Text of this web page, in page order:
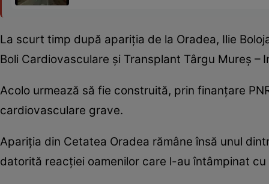
La scurt timp după apariția de la Oradea, Ilie
Boli Cardiovasculare și Transplant Târgu Mureș –
Acolo urmează să fie construită, prin finanțare
cardiovasculare grave.
Apariția din Cetatea Oradea rămâne însă unul
datorită reacției oamenilor care l-au întâmpinat